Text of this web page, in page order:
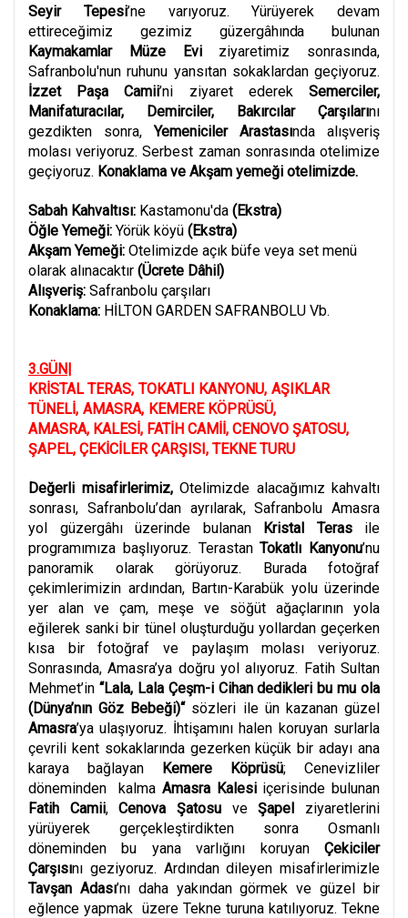
Seyir Tepesi’ne varıyoruz. Yürüyerek devam
ettireceğimiz gezimizgüzergâhında
bulunan
KaymakamlarMüze Evi ziyaretimiz sonrasında,
Safranbolu'nun ruhunu yansıtan sokaklardan geçiyoruz.
İzzet Paşa Camii’ni ziyaret ederekSemerciler,
Manifaturacılar, Demirciler, Bakırcılar Çarşılarını
gezdikten sonra,Yemeniciler Arastasında alışveriş
molası veriyoruz. Serbest zaman sonrasında otelimize
geçiyoruz. Konaklama ve Akşam yemeği otelimizde.
Sabah Kahvaltısı: Kastamonu'da (Ekstra)
Öğle Yemeği: Yörük köyü (Ekstra)
Akşam Yemeği: Otelimizde açık büfe veya set menü
olarak alınacaktır (Ücrete Dâhil)
Alışveriş: Safranbolu çarşıları
Konaklama: HİLTON GARDEN SAFRANBOLU Vb.
3.GÜN|
KRİSTAL TERAS, TOKATLI KANYONU,AŞIKLAR
TÜNELİ, AMASRA, KEMERE KÖPRÜSÜ,
AMASRA, KALESİ, FATİH CAMİİ,CENOVO ŞATOSU,
ŞAPEL, ÇEKİCİLER ÇARŞISI, TEKNE TURU
Değerli misafirlerimiz,Otelimizde alacağımız kahvaltı
sonrası, Safranbolu’dan ayrılarak, Safranbolu Amasra
yol güzergâhı üzerinde bulanan Kristal Teras ile
programımıza başlıyoruz. TerastanTokatlı Kanyonu’nu
panoramik olarak görüyoruz. Burada fotoğraf
çekimlerimizin ardından, Bartın-Karabük yolu üzerinde
yer alan ve çam, meşe ve söğüt ağaçlarının yola
eğilerek sanki bir tünel oluşturduğu yollardan geçerken
kısa bir fotoğraf ve paylaşım molası veriyoruz.
Sonrasında, Amasra’ya doğru yol alıyoruz. Fatih Sultan
Mehmet’in “Lala, Lala Çeşm-i Cihan dedikleri bu mu ola
(Dünya’nın Göz Bebeği)“ sözleri ile ün kazanan güzel
Amasra’ya ulaşıyoruz. İhtişamını halen koruyan surlarla
çevrili kent sokaklarında gezerken küçük bir adayı ana
karaya bağlayan Kemere Köprüsü; Cenevizliler
döneminden kalma Amasra Kalesi içerisinde bulunan
Fatih Camii,Cenova Şatosu veŞapel ziyaretlerini
yürüyerek gerçekleştirdikten sonra Osmanlı
döneminden bu yana varlığını koruyan Çekiciler
Çarşısını geziyoruz. Ardından dileyen misafirlerimizle
Tavşan Adası’nı daha yakından görmek ve güzel bir
eğlence yapmak üzere Tekne turuna katılıyoruz. Tekne